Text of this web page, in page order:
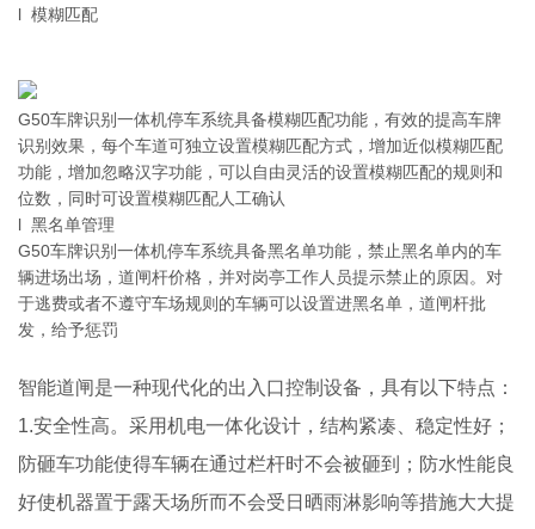
l 模糊匹配
G50车牌识别一体机停车系统具备模糊匹配功能，有效的提高车牌
识别效果，每个车道可独立设置模糊匹配方式，增加近似模糊匹配
功能，增加忽略汉字功能，可以自由灵活的设置模糊匹配的规则和
位数，同时可设置模糊匹配人工确认
l 黑名单管理
G50车牌识别一体机停车系统具备黑名单功能，禁止黑名单内的车
辆进场出场，道闸杆价格，并对岗亭工作人员提示禁止的原因。对
于逃费或者不遵守车场规则的车辆可以设置进黑名单，道闸杆批
发，给予惩罚
智能道闸是一种现代化的出入口控制设备，具有以下特点：
1.安全性高。采用机电一体化设计，结构紧凑、稳定性好；
防砸车功能使得车辆在通过栏杆时不会被砸到；防水性能良
好使机器置于露天场所而不会受日晒雨淋影响等措施大大提